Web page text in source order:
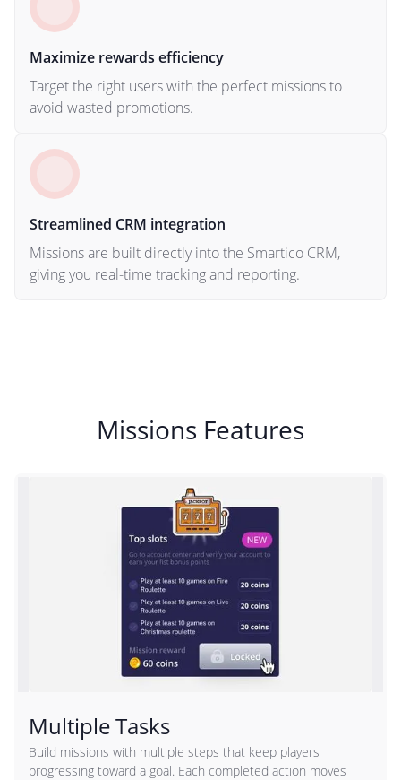
Maximize rewards efficiency
Target the right users with the perfect missions to
avoid wasted promotions.
Streamlined CRM integration
Missions are built directly into the Smartico CRM,
giving you real-time tracking and reporting.
Missions Features
Multiple Tasks
Build missions with multiple steps that keep players
progressing toward a goal. Each completed action moves